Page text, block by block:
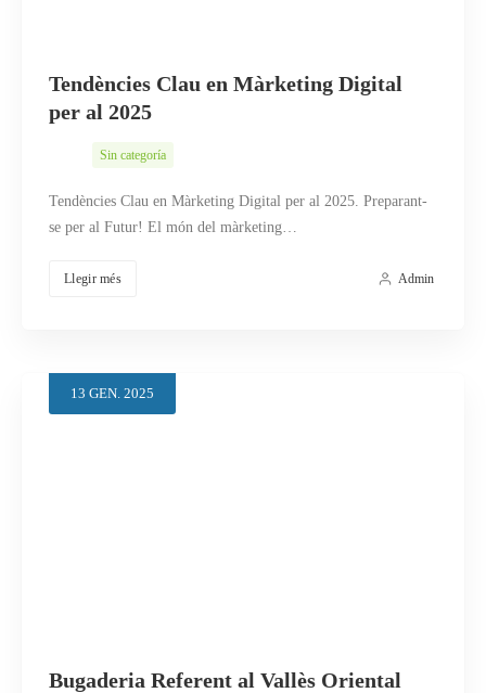
Tendències Clau en Màrketing Digital
per al 2025
Sin categoría
Tendències Clau en Màrketing Digital per al 2025. Preparant-
se per al Futur! El món del màrketing…
Llegir més Admin
13 GEN. 2025
Bugaderia Referent al Vallès Oriental